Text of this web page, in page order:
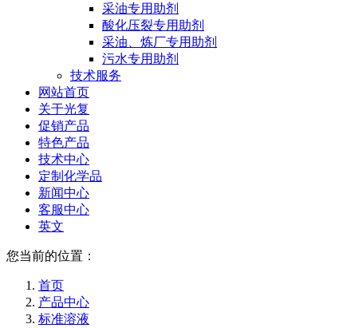
采油专用助剂
酸化压裂专用助剂
采油、炼厂专用助剂
污水专用助剂
技术服务
网站首页
关于光复
促销产品
特色产品
技术中心
定制化学品
新闻中心
客服中心
英文
您当前的位置：
首页
产品中心
标准溶液